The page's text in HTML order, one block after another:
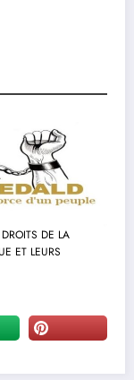
DE LA
ET LEURS